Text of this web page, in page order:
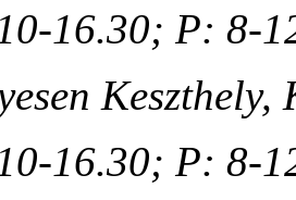
16.30; P: 8-
16.30; P: 8-